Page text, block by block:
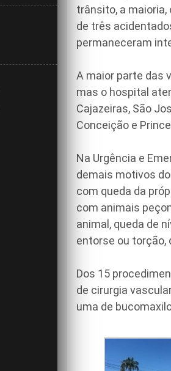
trânsito, a
de três
permaneceram
A maior parte das
mas o hospital
Cajazeiras, São
Conceição e
Na Urgência e
demais motivos
com queda da
com animais
animal, queda de
entorse ou torção,
Dos 15
de cirurgia
uma de